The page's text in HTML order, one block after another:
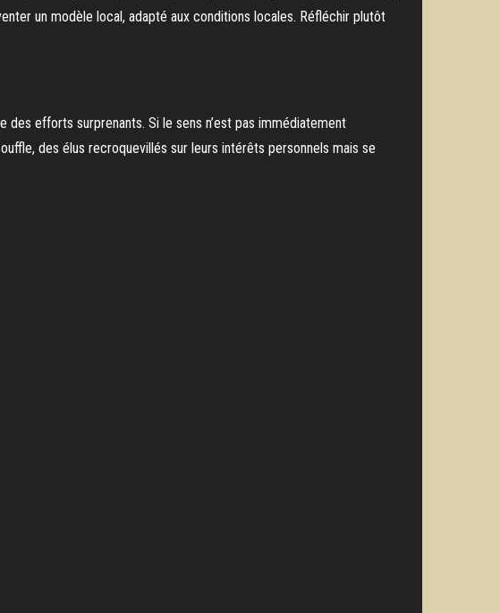
un modèle local, adapté aux conditions locales. Réfléchir plutôt
efforts surprenants. Si le sens n’est pas immédiatement
des élus recroquevillés sur leurs intérêts personnels mais se